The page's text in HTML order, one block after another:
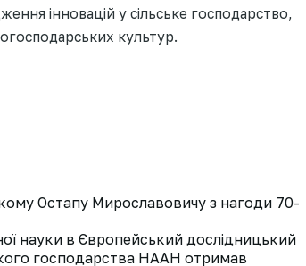
інновацій у сільське господарство,
культур.
Остапу Мирославовичу з нагоди 70-
науки в Європейський дослідницький
господарства НААН отримав